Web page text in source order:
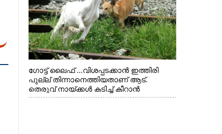
ഗോട്ട് ലൈഫ് ...വിശപ്പടക്കാൻ ഇത്തിരി
പുല്ല് തിന്നാനെത്തിയതാണ് ആട്.
തെരുവ് നായ്ക്കൾ കടിച്ച് കീറാൻ
വന്നതോടെ വയറിന്റെ ആന്തൽ മറന്ന്